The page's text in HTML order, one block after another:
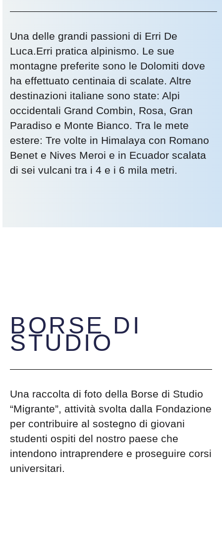
Una delle grandi passioni di Erri De
Luca.Erri pratica alpinismo. Le sue
montagne preferite sono le Dolomiti dove
ha effettuato centinaia di scalate. Altre
destinazioni italiane sono state: Alpi
occidentali Grand Combin, Rosa, Gran
Paradiso e Monte Bianco. Tra le mete
estere: Tre volte in Himalaya con Romano
Benet e Nives Meroi e in Ecuador scalata
di sei vulcani tra i 4 e i 6 mila metri.
BORSE DI
STUDIO
Una raccolta di foto della Borse di Studio
“Migrante”, attività svolta dalla Fondazione
per contribuire al sostegno di giovani
studenti ospiti del nostro paese che
intendono intraprendere e proseguire corsi
universitari.